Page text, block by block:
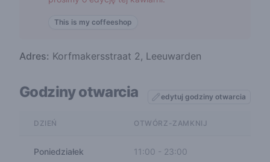
This is my coffeeshop
Adres: Korfmakersstraat 2, Leeuwarden
Godziny otwarcia edytuj godziny otwarcia
DZIEŃ OTWÓRZ-ZAMKNIJ
Poniedziałek 11:00 - 23:00